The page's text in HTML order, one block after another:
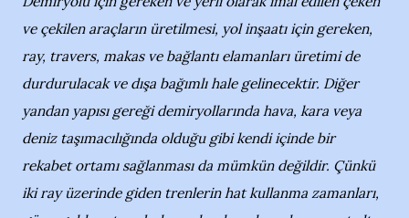
ve çekilen araçların üretilmesi, yol inşaatı için gereken,
ray, travers, makas ve bağlantı elamanları üretimi de
durdurulacak ve dışa bağımlı hale gelinecektir. Diğer
yandan yapısı gereği demiryollarında hava, kara veya
deniz taşımacılığında olduğu gibi kendi içinde bir
rekabet ortamı sağlanması da mümkün değildir. Çünkü
iki ray üzerinde giden trenlerin hat kullanma zamanları,